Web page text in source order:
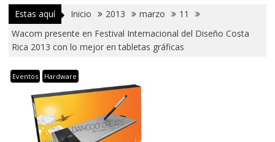
Estas aquí Inicio 2013 marzo
11
Wacom presente en Festival Internacional del Diseño Costa
Rica 2013 con lo mejor en tabletas gráficas
Eventos Hardware